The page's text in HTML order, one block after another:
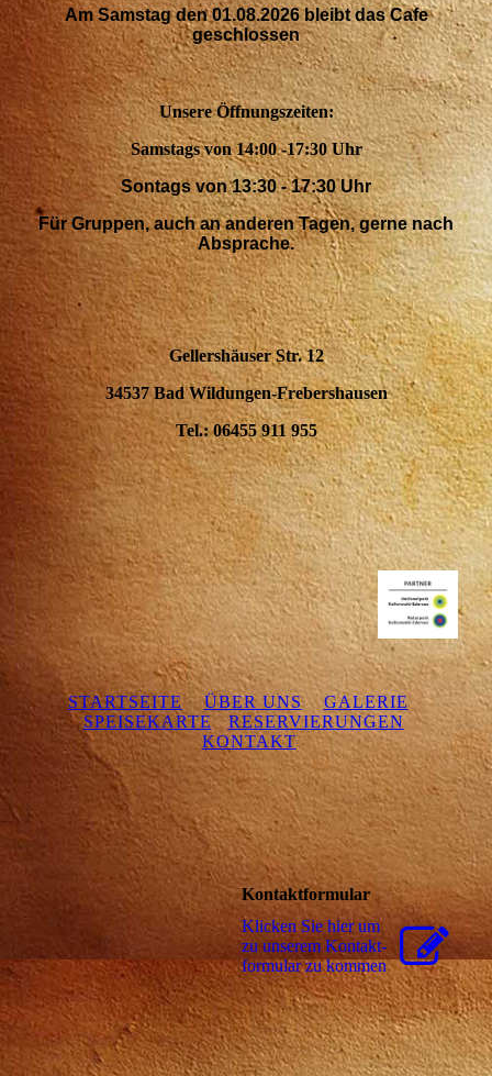
Am Samstag den 01.08.2026 bleibt das Cafe
geschlossen
Unsere Öffnungszeiten:
Samstags von 14:00 -17:30 Uhr
Sontags von 13:30 - 17:30 Uhr
Für Gruppen, auch an anderen Tagen, gerne nach
Absprache.
Gellershäuser Str. 12
34537 Bad Wildungen-Frebershausen
Tel.: 06455 911 955
STARTSEITE ÜBER UNS
GALERIE
SPEISEKARTE
RESERVIERUNGEN
KONTAKT
Kontaktformular
Klicken Sie hier um
zu unserem Kon­takt­
for­mu­lar zu kommen